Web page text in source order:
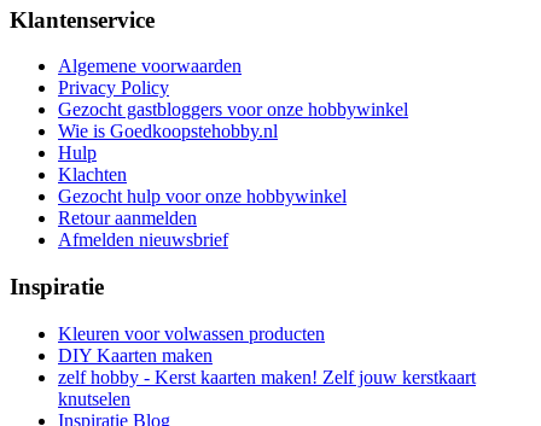
Klantenservice
Algemene voorwaarden
Privacy Policy
Gezocht gastbloggers voor onze hobbywinkel
Wie is Goedkoopstehobby.nl
Hulp
Klachten
Gezocht hulp voor onze hobbywinkel
Retour aanmelden
Afmelden nieuwsbrief
Inspiratie
Kleuren voor volwassen producten
DIY Kaarten maken
zelf hobby - Kerst kaarten maken! Zelf jouw kerstkaart
knutselen
Inspiratie Blog